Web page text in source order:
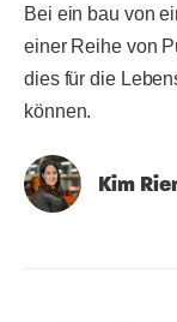
Bei ein bau von
einer Reihe von
dies für die
können.
Kim